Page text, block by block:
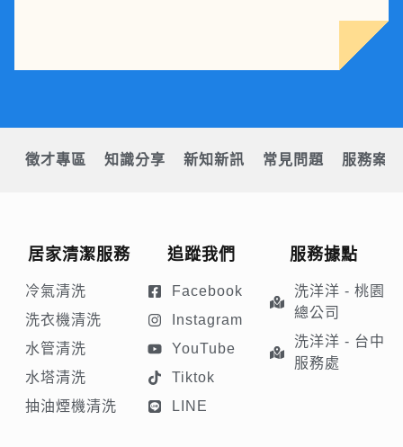
徵才專區 知識分享 新知新訊 常見問題 服務案例
居家清潔服務
冷氣清洗
洗衣機清洗
水管清洗
水塔清洗
抽油煙機清洗
追蹤我們
Facebook
Instagram
YouTube
Tiktok
LINE
服務據點
洗洋洋 - 桃園
總公司
洗洋洋 - 台中
服務處